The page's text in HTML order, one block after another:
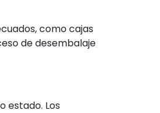
como cajas
de desembalaje
estado. Los